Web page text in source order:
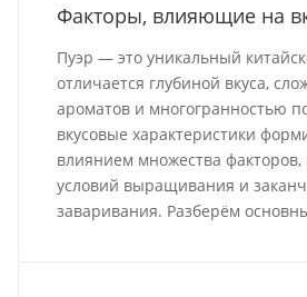
Факторы, влияющие на
Пуэр — это уникальный
отличается глубиной вкуса,
ароматов и многогранностью
вкусовые характеристики
влиянием множества
условий выращивания и
заваривания. Разберём